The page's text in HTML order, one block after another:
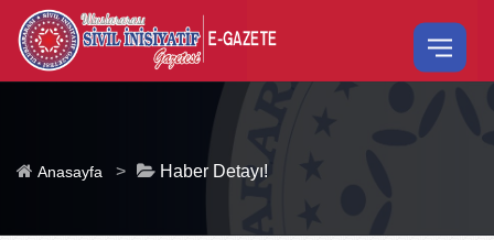
Anasayfa > Haber Detayı!